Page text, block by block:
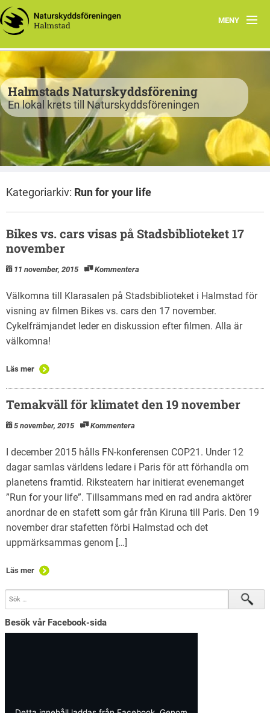
MENY
Program
Verksamhet
Björkelund
Om oss
Havsnätverk
Halmstads Naturskyddsförening
En lokal krets till Naturskyddsföreningen
Kategoriarkiv: Run for your life
Bikes vs. cars visas på Stadsbiblioteket 17
november
11 november, 2015 Kommentera
Välkomna till Klarasalen på Stadsbiblioteket i Halmstad för
visning av filmen Bikes vs. cars den 17 november.
Cykelfrämjandet leder en diskussion efter filmen. Alla är
välkomna!
Läs mer
Temakväll för klimatet den 19 november
5 november, 2015 Kommentera
I december 2015 hålls FN-konferensen COP21. Under 12
dagar samlas världens ledare i Paris för att förhandla om
planetens framtid. Riksteatern har initierat evenemanget
”Run for your life”. Tillsammans med en rad andra aktörer
anordnar de en stafett som går från Kiruna till Paris. Den 19
november drar stafetten förbi Halmstad och det
uppmärksammas genom […]
Läs mer
Besök vår Facebook-sida